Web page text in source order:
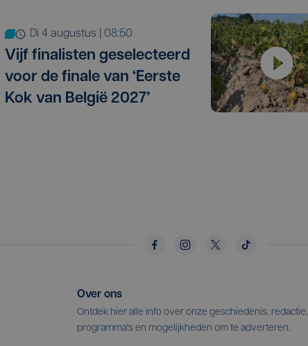
di 4 augustus | 08:50
Vijf finalisten geselecteerd
voor de finale van ‘Eerste
Kok van België 2027’
Over ons
Ontdek hier alle info over onze geschiedenis, redactie,
programma's en mogelijkheden om te adverteren.